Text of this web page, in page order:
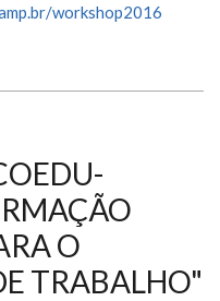
workshop2016
O
TRABALHO"